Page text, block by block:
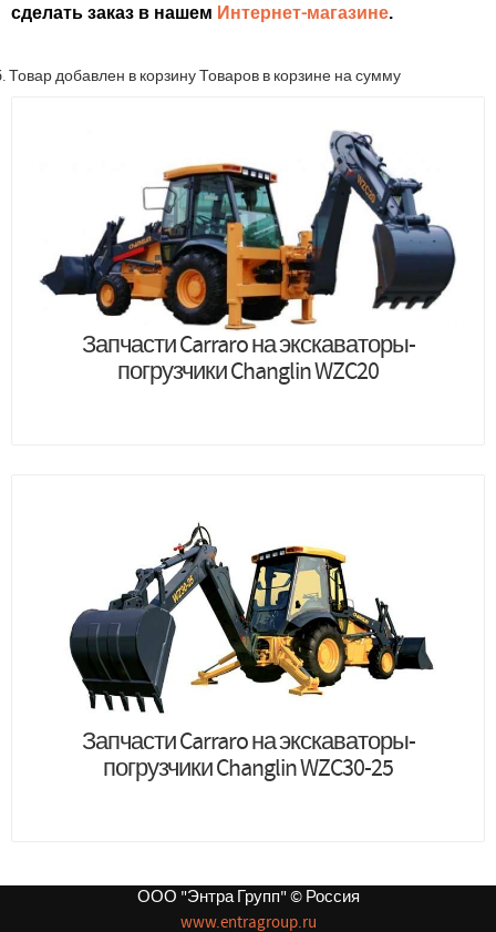
Товар добавлен в корзину Товаров в корзине на сумму
сделать заказ в нашем Интернет-магазине.
Запчасти Carraro на экскаваторы-
погрузчики Changlin WZC20
Запчасти Carraro на экскаваторы-
погрузчики Changlin WZC30-25
ООО "Энтра Групп" © Россия
www.entragroup.ru